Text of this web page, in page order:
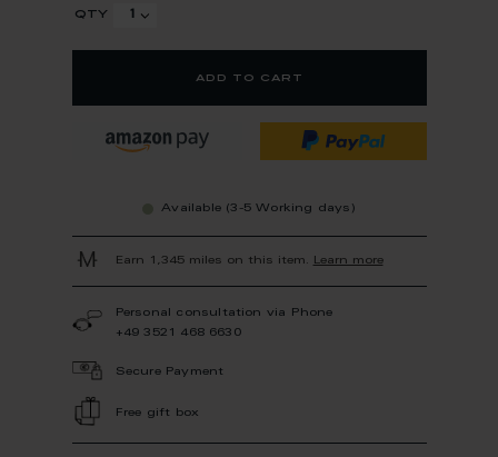
qty
add to cart
Available (3-5 Working days)
Earn 1,345 miles on this item. Learn more
Personal consultation via Phone
+49 3521 468 6630
Secure Payment
Free gift box